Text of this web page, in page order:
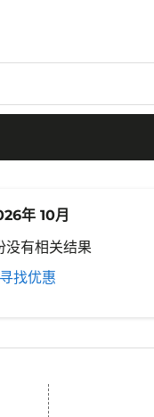
年 10月
没有相关结果
寻找优惠
寻找优惠寻找优惠寻找优惠
disclaimer. 寻找优惠
offers-disclaimer. 寻
view-offers-
cmp-view-offers-
cmp-view-offers-
TRV–OKA: cmp-view-
TRV–OKA: cmp-